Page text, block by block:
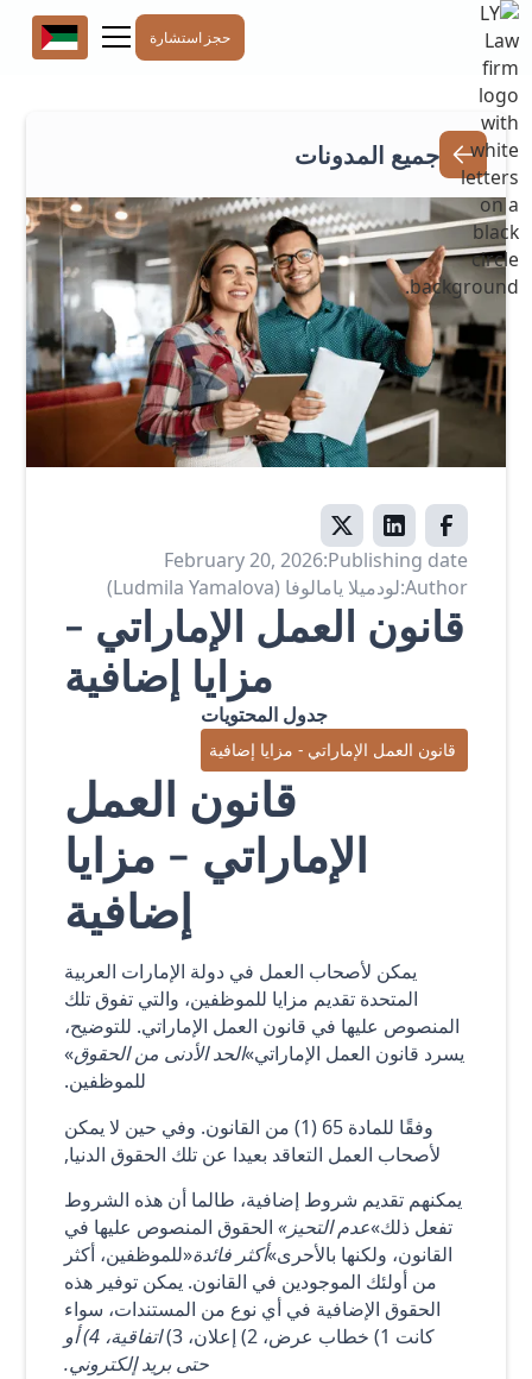
حجز استشارة
جميع المدونات
Publishing date:
February 20, 2026
Author: لودميلا يامالوفا (Ludmila Yamalova)
قانون العمل الإماراتي -
مزايا إضافية
جدول المحتويات
قانون العمل الإماراتي - مزايا إضافية
قانون العمل
الإماراتي - مزايا
إضافية
يمكن لأصحاب العمل في دولة الإمارات العربية
المتحدة تقديم مزايا للموظفين، والتي تفوق تلك
المنصوص عليها في قانون العمل الإماراتي. للتوضيح،
يسرد قانون العمل الإماراتي»الحد الأدنى من الحقوق»
للموظفين.
وفقًا للمادة 65 (1) من القانون. وفي حين لا يمكن
لأصحاب العمل التعاقد بعيدا عن تلك الحقوق الدنيا,
يمكنهم تقديم شروط إضافية، طالما أن هذه الشروط
تفعل ذلك»عدم التحيز» الحقوق المنصوص عليها في
القانون، ولكنها بالأحرى»أكثر فائدة«للموظفين، أكثر
من أولئك الموجودين في القانون. يمكن توفير هذه
الحقوق الإضافية في أي نوع من المستندات، سواء
كانت 1) خطاب عرض، 2) إعلان، 3)
اتفاقية، 4) أو
حتى بريد إلكتروني.